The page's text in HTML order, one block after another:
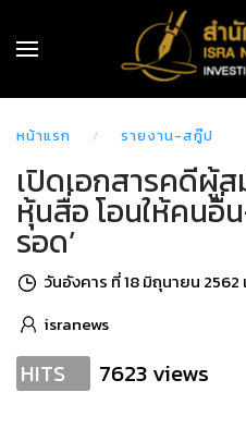
หน้าแรก รายงาน-สกู๊ป
เปิดเอกสารคดีผู้
หุ้นสื่อ โอนให้คนอื่
รอด’
วันอังคาร ที่ 18 มิถุนายน 2562
isranews
HITS 7623 views